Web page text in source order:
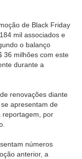
de Black Friday
mil associados e
o balanço
36 milhões com este
durante a
renovações diante
apresentam de
reportagem, por
números
anterior, a